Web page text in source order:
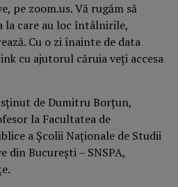
pe zoom.us. Vă rugăm să
la care au loc întâlnirile,
Cu o zi înainte de data
cu ajutorul căruia veţi accesa
de Dumitru Borţun,
la Facultatea de
a Şcolii Naţionale de Studii
din Bucureşti – SNSPA,